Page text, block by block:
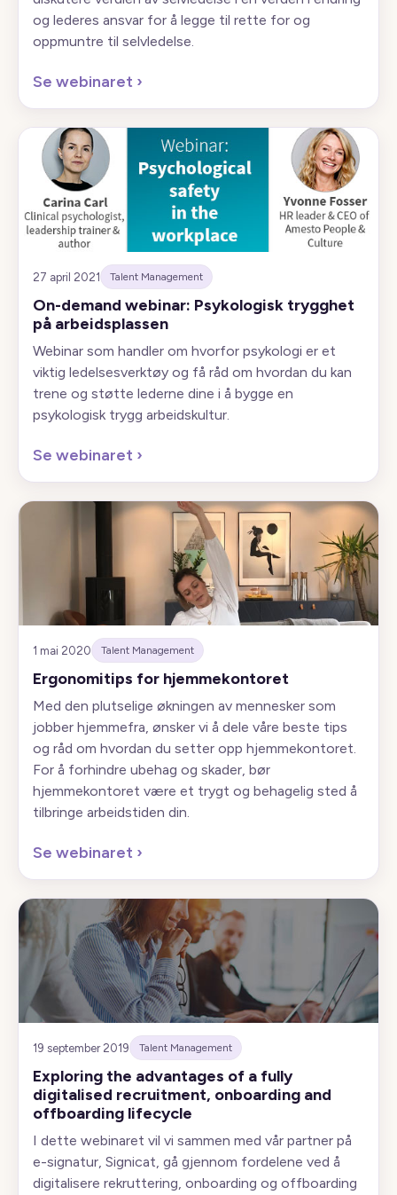
og lederes ansvar for å legge til rette for og
oppmuntre til selvledelse.
Se webinaret ›
27 april 2021 Talent Management
On-demand webinar: Psykologisk trygghet
på arbeidsplassen
Webinar som handler om hvorfor psykologi er et
viktig ledelsesverktøy og få råd om hvordan du kan
trene og støtte lederne dine i å bygge en
psykologisk trygg arbeidskultur.
Se webinaret ›
1 mai 2020 Talent Management
Ergonomitips for hjemmekontoret
Med den plutselige økningen av mennesker som
jobber hjemmefra, ønsker vi å dele våre beste tips
og råd om hvordan du setter opp hjemmekontoret.
For å forhindre ubehag og skader, bør
hjemmekontoret være et trygt og behagelig sted å
tilbringe arbeidstiden din.
Se webinaret ›
19 september 2019 Talent Management
Exploring the advantages of a fully
digitalised recruitment, onboarding and
offboarding lifecycle
I dette webinaret vil vi sammen med vår partner på
e-signatur, Signicat, gå gjennom fordelene ved å
digitalisere rekruttering, onboarding og offboarding